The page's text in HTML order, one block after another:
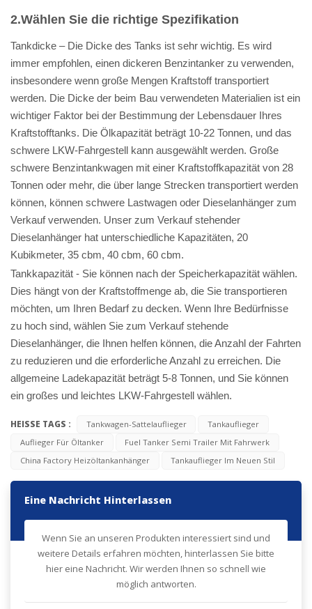
2.Wählen Sie die richtige Spezifikation
Tankdicke – Die Dicke des Tanks ist sehr wichtig. Es wird
immer empfohlen, einen dickeren Benzintanker zu verwenden,
insbesondere wenn große Mengen Kraftstoff transportiert
werden. Die Dicke der beim Bau verwendeten Materialien ist ein
wichtiger Faktor bei der Bestimmung der Lebensdauer Ihres
Kraftstofftanks. Die Ölkapazität beträgt 10-22 Tonnen, und das
schwere LKW-Fahrgestell kann ausgewählt werden. Große
schwere Benzintankwagen mit einer Kraftstoffkapazität von 28
Tonnen oder mehr, die über lange Strecken transportiert werden
können, können schwere Lastwagen oder Dieselanhänger zum
Verkauf verwenden. Unser zum Verkauf stehender
Dieselanhänger hat unterschiedliche Kapazitäten, 20
Kubikmeter, 35 cbm, 40 cbm, 60 cbm.
Tankkapazität - Sie können nach der Speicherkapazität wählen.
Dies hängt von der Kraftstoffmenge ab, die Sie transportieren
möchten, um Ihren Bedarf zu decken. Wenn Ihre Bedürfnisse
zu hoch sind, wählen Sie zum Verkauf stehende
Dieselanhänger, die Ihnen helfen können, die Anzahl der Fahrten
zu reduzieren und die erforderliche Anzahl zu erreichen. Die
allgemeine Ladekapazität beträgt 5-8 Tonnen, und Sie können
ein großes und leichtes LKW-Fahrgestell wählen.
HEISSE TAGS : Tankwagen-Sattelauflieger
Tankauflieger
Auflieger Für Öltanker
Fuel Tanker Semi Trailer Mit Fahrwerk
China Factory Heizöltankanhänger
Tankauflieger Im Neuen Stil
Eine Nachricht Hinterlassen
Wenn Sie an unseren Produkten interessiert sind und
weitere Details erfahren möchten, hinterlassen Sie bitte
hier eine Nachricht. Wir werden Ihnen so schnell wie
möglich antworten.